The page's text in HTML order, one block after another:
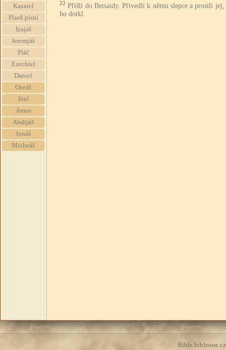
Kazatel
Píseň písní
Izajáš
Jeremjáš
Pláč
Ezechiel
Daniel
Ozeáš
Jóel
Ámos
Abdijáš
Jonáš
Micheáš
22 Přišli do Betsaidy. Přivedli k němu slepce a prosili jej,
ho dotkl.